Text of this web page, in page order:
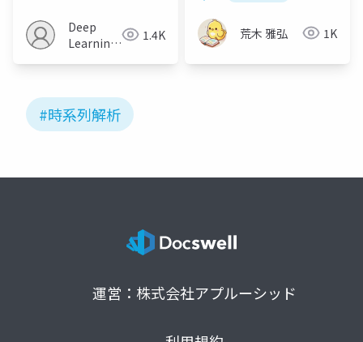
Processes for
Complex Disease
Trajectories(NIPS
Deep
Learning
1.4K 荒木 雅弘 1K
#時系列解析
運営：株式会社アプルーシッド